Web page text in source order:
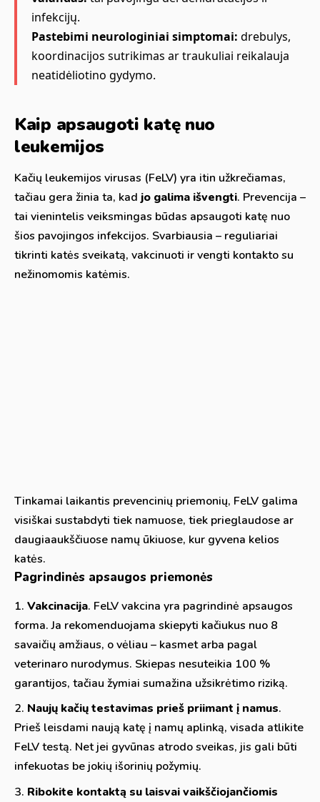
infekcijų.
Pastebimi neurologiniai simptomai: drebulys,
koordinacijos sutrikimas ar traukuliai reikalauja
neatidėliotino gydymo.
Kaip apsaugoti katę nuo
leukemijos
Kačių leukemijos virusas (FeLV) yra itin užkrečiamas,
tačiau gera žinia ta, kad jo galima išvengti. Prevencija –
tai vienintelis veiksmingas būdas apsaugoti katę nuo
šios pavojingos infekcijos. Svarbiausia – reguliariai
tikrinti katės sveikatą, vakcinuoti ir vengti kontakto su
nežinomomis katėmis.
Tinkamai laikantis prevencinių priemonių, FeLV galima
visiškai sustabdyti tiek namuose, tiek prieglaudose ar
daugiaaukščiuose namų ūkiuose, kur gyvena kelios
katės.
Pagrindinės apsaugos priemonės
Vakcinacija. FeLV vakcina yra pagrindinė apsaugos
forma. Ja rekomenduojama skiepyti kačiukus nuo 8
savaičių amžiaus, o vėliau – kasmet arba pagal
veterinaro nurodymus. Skiepas nesuteikia 100 %
garantijos, tačiau žymiai sumažina užsikrėtimo riziką.
Naujų kačių testavimas prieš priimant į namus.
Prieš leisdami naują katę į namų aplinką, visada atlikite
FeLV testą. Net jei gyvūnas atrodo sveikas, jis gali būti
infekuotas be jokių išorinių požymių.
Ribokite kontaktą su laisvai vaikščiojančiomis